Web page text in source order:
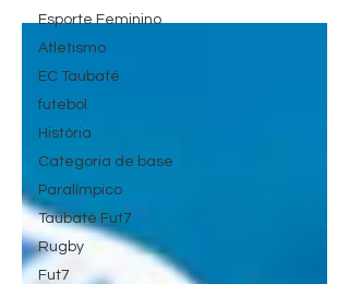
Esporte Feminino
Atletismo
EC Taubaté
futebol
História
Categoria de base
Paralímpico
Taubaté Fut7
Rugby
Fut7